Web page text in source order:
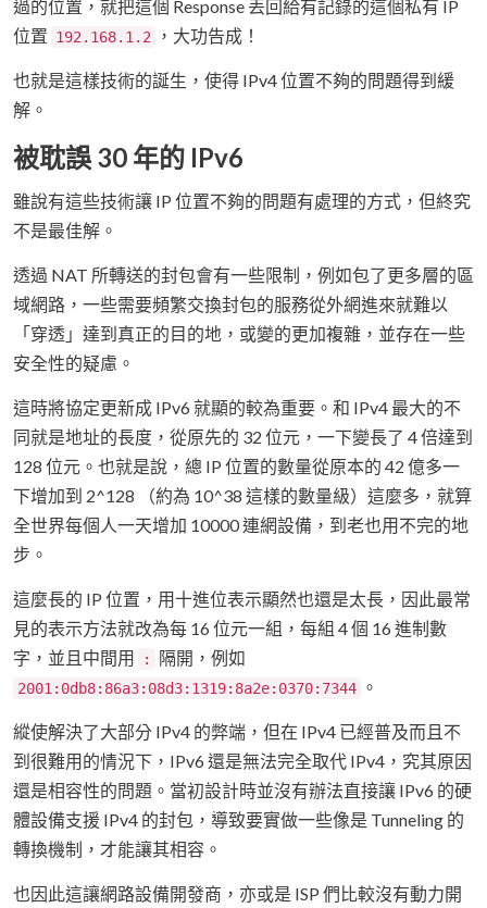
過的位置，就把這個 Response 丟回給有記錄的這個私有 IP
位置 192.168.1.2 ，大功告成！
也就是這樣技術的誕生，使得 IPv4 位置不夠的問題得到緩
解。
被耽誤 30 年的 IPv6
雖說有這些技術讓 IP 位置不夠的問題有處理的方式，但終究
不是最佳解。
透過 NAT 所轉送的封包會有一些限制，例如包了更多層的區
域網路，一些需要頻繁交換封包的服務從外網進來就難以
「穿透」達到真正的目的地，或變的更加複雜，並存在一些
安全性的疑慮。
這時將協定更新成 IPv6 就顯的較為重要。和 IPv4 最大的不
同就是地址的長度，從原先的 32 位元，一下變長了 4 倍達到
128 位元。也就是說，總 IP 位置的數量從原本的 42 億多一
下增加到 2^128 （約為 10^38 這樣的數量級）這麼多，就算
全世界每個人一天增加 10000 連網設備，到老也用不完的地
步。
這麼長的 IP 位置，用十進位表示顯然也還是太長，因此最常
見的表示方法就改為每 16 位元一組，每組 4 個 16 進制數
字，並且中間用
: 隔開，例如
2001:0db8:86a3:08d3:1319:8a2e:0370:7344 。
縱使解決了大部分 IPv4 的弊端，但在 IPv4 已經普及而且不
到很難用的情況下，IPv6 還是無法完全取代 IPv4，究其原因
還是相容性的問題。當初設計時並沒有辦法直接讓 IPv6 的硬
體設備支援 IPv4 的封包，導致要實做一些像是 Tunneling 的
轉換機制，才能讓其相容。
也因此這讓網路設備開發商，亦或是 ISP 們比較沒有動力開